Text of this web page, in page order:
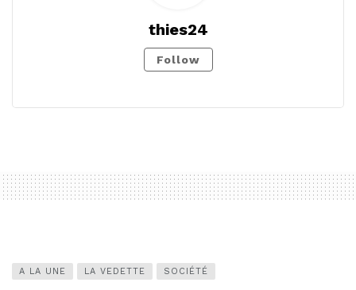
thies24
Follow
A LA UNE LA VEDETTE SOCIÉTÉ